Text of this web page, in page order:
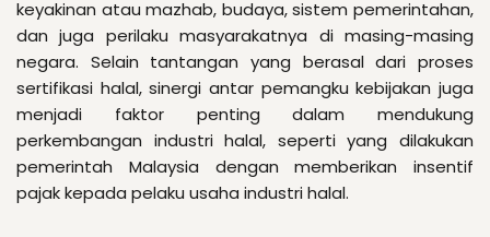
keyakinan atau mazhab, budaya, sistem pemerintahan,
dan juga perilaku masyarakatnya di masing-masing
negara. Selain tantangan yang berasal dari proses
sertifikasi halal, sinergi antar pemangku kebijakan juga
menjadi faktor penting dalam mendukung
perkembangan industri halal, seperti yang dilakukan
pemerintah Malaysia dengan memberikan insentif
pajak kepada pelaku usaha industri halal.